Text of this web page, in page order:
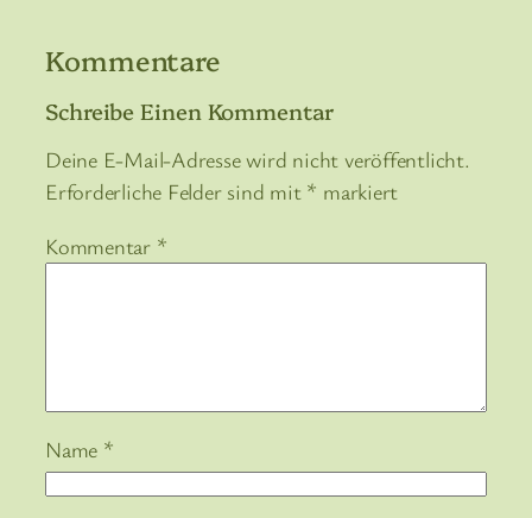
Kommentare
Schreibe Einen Kommentar
Deine E-Mail-Adresse wird nicht veröffentlicht.
Erforderliche Felder sind mit * markiert
Kommentar *
Name *